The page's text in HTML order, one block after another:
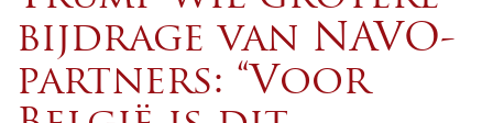
bijdrage van NAVO-
partners: “Voor